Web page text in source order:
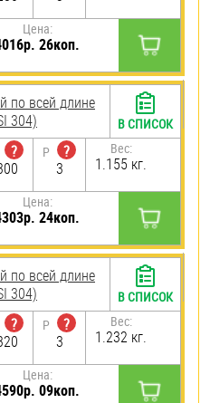
Цена:
26коп.
по всей длине
304)
?
P
?
3
Вес:
1.155 кг.
Цена:
24коп.
В СПИСОК
по всей длине
304)
?
P
?
3
Вес:
1.232 кг.
Цена:
09коп.
В СПИСОК